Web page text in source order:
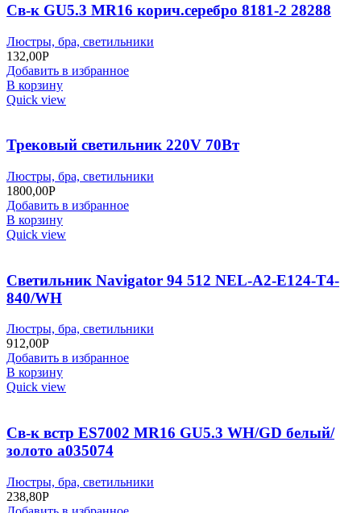
Св-к GU5.3 MR16 корич.серебро 8181-2 28288
Люстры, бра, светильники
132,00Р
Добавить в избранное
В корзину
Quick view
Трековый светильник 220V 70Вт
Люстры, бра, светильники
1800,00Р
Добавить в избранное
В корзину
Quick view
Светильник Navigator 94 512 NEL-A2-E124-T4-
840/WH
Люстры, бра, светильники
912,00Р
Добавить в избранное
В корзину
Quick view
Св-к встр ES7002 МR16 GU5.3 WH/GD белый/
золото а035074
Люстры, бра, светильники
238,80Р